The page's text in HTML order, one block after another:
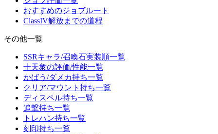
おすすめのジョブルート
ClassIV解放までの道程
その他一覧
SSRキャラ/召喚石実装順一覧
十天衆の評価/性能一覧
かばう/ダメカ持ち一覧
クリア/マウント持ち一覧
ディスペル持ち一覧
追撃持ち一覧
トレハン持ち一覧
刻印持ち一覧